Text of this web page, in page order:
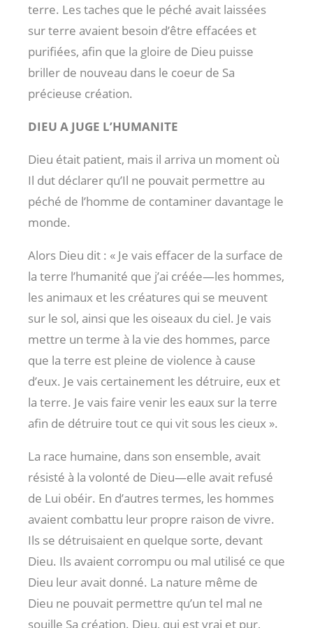
terre. Les taches que le péché avait laissées
sur terre avaient besoin d’être effacées et
purifiées, afin que la gloire de Dieu puisse
briller de nouveau dans le coeur de Sa
précieuse création.
DIEU A JUGE L’HUMANITE
Dieu était patient, mais il arriva un moment où
Il dut déclarer qu’Il ne pouvait permettre au
péché de l’homme de contaminer davantage le
monde.
Alors Dieu dit : « Je vais effacer de la surface de
la terre l’humanité que j’ai créée—les hommes,
les animaux et les créatures qui se meuvent
sur le sol, ainsi que les oiseaux du ciel. Je vais
mettre un terme à la vie des hommes, parce
que la terre est pleine de violence à cause
d’eux. Je vais certainement les détruire, eux et
la terre. Je vais faire venir les eaux sur la terre
afin de détruire tout ce qui vit sous les cieux ».
La race humaine, dans son ensemble, avait
résisté à la volonté de Dieu—elle avait refusé
de Lui obéir. En d’autres termes, les hommes
avaient combattu leur propre raison de vivre.
Ils se détruisaient en quelque sorte, devant
Dieu. Ils avaient corrompu ou mal utilisé ce que
Dieu leur avait donné. La nature même de
Dieu ne pouvait permettre qu’un tel mal ne
souille Sa création. Dieu, qui est vrai et pur,